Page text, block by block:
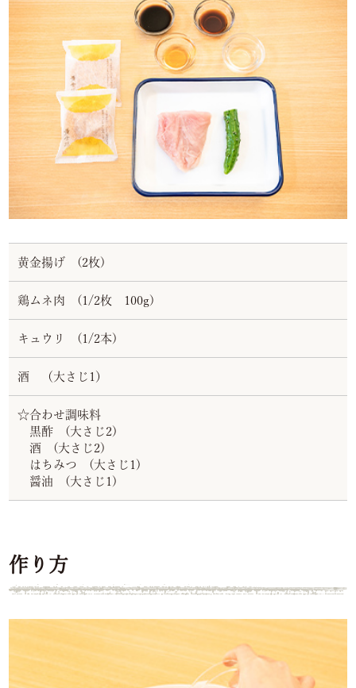
黄金揚げ (2枚)
鶏ムネ肉 (1/2枚 100g)
キュウリ (1/2本)
酒 （大さじ1）
☆合わせ調味料
黒酢 (大さじ2)
酒 (大さじ2)
はちみつ (大さじ1)
醤油 (大さじ1)
作り方